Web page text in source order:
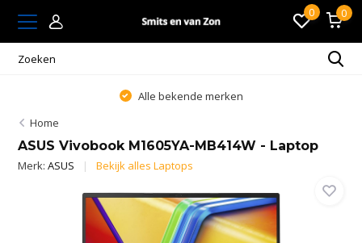
0 0
Alle bekende merken
Home
ASUS Vivobook M1605YA-MB414W - Laptop
Merk:ASUS Bekijk alles Laptops